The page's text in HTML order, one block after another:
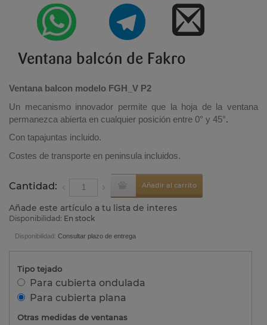
Ventana balcón de Fakro
Ventana balcon modelo FGH_V P2
Un mecanismo innovador permite que la hoja de la ventana
permanezca abierta en cualquier posición entre 0° y 45°.
Con tapajuntas incluido.
Costes de transporte en peninsula incluidos.
Cantidad: Añadir al carrito
Añade este artículo a tu lista de interes
Disponibilidad: En stock
Disponibilidad: Consultar plazo de entrega
Tipo tejado
Para cubierta ondulada
Para cubierta plana
Otras medidas de ventanas